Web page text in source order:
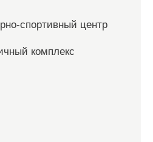
спортивный центр
комплекс